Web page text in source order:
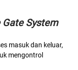
Gate System
masuk dan keluar,
mengontrol